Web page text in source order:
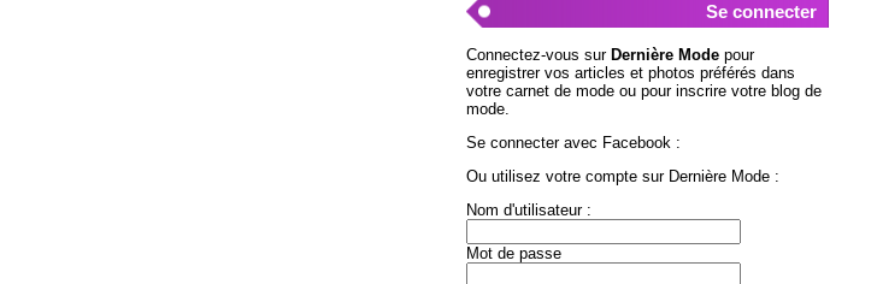
Se connecter
Connectez-vous sur Dernière Modepour
enregistrer vos articles et photos préférés dans
votre carnet de mode ou pour inscrire votre blog de
mode.
Se connecter avec Facebook :
Ou utilisez votre compte sur Dernière Mode :
Nom d'utilisateur :
Mot de passe